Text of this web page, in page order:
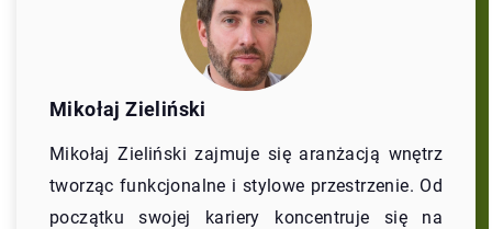
Mikołaj Zieliński
Mikołaj Zieliński zajmuje się aranżacją wnętrz
tworząc funkcjonalne i stylowe przestrzenie. Od
początku swojej kariery koncentruje się na